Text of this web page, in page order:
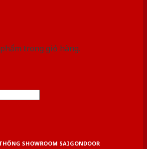
trong giỏ hàng.
SHOWROOM SAIGONDOOR